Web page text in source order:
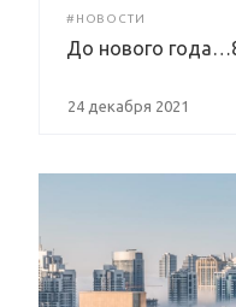
#НОВОСТИ
До нового
24 декабря 2021